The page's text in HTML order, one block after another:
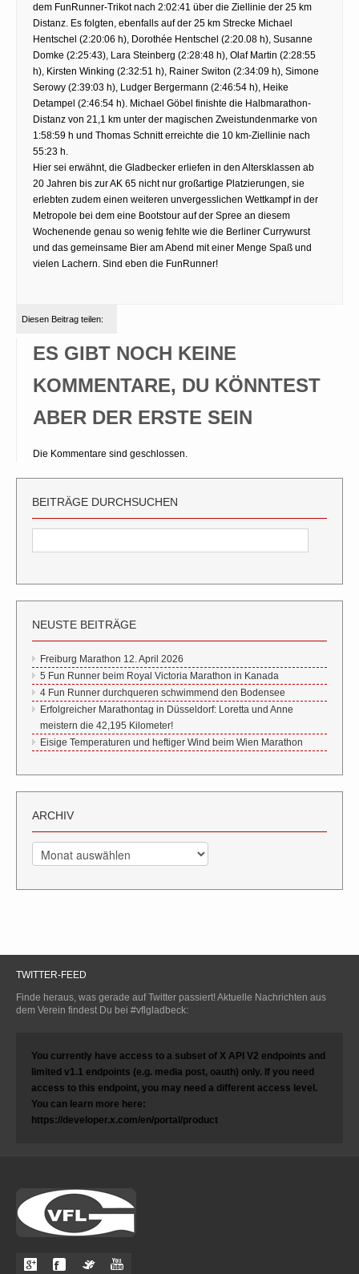
dem FunRunner-Trikot nach 2:02:41 über die Ziellinie der 25 km
Distanz. Es folgten, ebenfalls auf der 25 km Strecke Michael
Hentschel (2:20:06 h), Dorothée Hentschel (2:20.08 h), Susanne
Domke (2:25:43), Lara Steinberg (2:28:48 h), Olaf Martin (2:28:55
h), Kirsten Winking (2:32:51 h), Rainer Switon (2:34:09 h), Simone
Serowy (2:39:03 h), Ludger Bergermann (2:46:54 h), Heike
Detampel (2:46:54 h). Michael Göbel finishte die Halbmarathon-
Distanz von 21,1 km unter der magischen Zweistundenmarke von
1:58:59 h und Thomas Schnitt erreichte die 10 km-Ziellinie nach
55:23 h.
Hier sei erwähnt, die Gladbecker erliefen in den Altersklassen ab
20 Jahren bis zur AK 65 nicht nur großartige Platzierungen, sie
erlebten zudem einen weiteren unvergesslichen Wettkampf in der
Metropole bei dem eine Bootstour auf der Spree an diesem
Wochenende genau so wenig fehlte wie die Berliner Currywurst
und das gemeinsame Bier am Abend mit einer Menge Spaß und
vielen Lachern. Sind eben die FunRunner!
Diesen Beitrag teilen:
ES GIBT NOCH KEINE
KOMMENTARE, DU KÖNNTEST
ABER DER ERSTE SEIN
Die Kommentare sind geschlossen.
BEITRÄGE DURCHSUCHEN
NEUSTE BEITRÄGE
Freiburg Marathon 12. April 2026
5 Fun Runner beim Royal Victoria Marathon in Kanada
4 Fun Runner durchqueren schwimmend den Bodensee
Erfolgreicher Marathontag in Düsseldorf: Loretta und Anne
meistern die 42,195 Kilometer!
Eisige Temperaturen und heftiger Wind beim Wien Marathon
ARCHIV
Archiv
TWITTER-FEED
Finde heraus, was gerade auf Twitter passiert! Aktuelle Nachrichten aus
dem Verein findest Du bei #vflgladbeck:
You currently have access to a subset of X API V2 endpoints and
limited v1.1 endpoints (e.g. media post, oauth) only. If you need
access to this endpoint, you may need a different access level.
You can learn more here:
https://developer.x.com/en/portal/product